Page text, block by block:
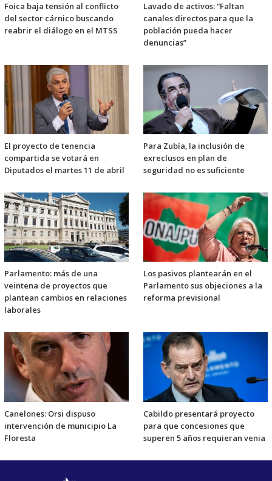
Foica baja tensión al conflicto
del sector cárnico buscando
reabrir el diálogo en el MTSS
Lavado de activos: “Faltan
canales directos para que la
población pueda hacer
denuncias”
El proyecto de tenencia
compartida se votará en
Diputados el martes 11 de abril
Para Zubía, la inclusión de
exreclusos en plan de
seguridad no es suficiente
Parlamento: más de una
veintena de proyectos que
plantean cambios en relaciones
laborales
Los pasivos plantearán en el
Parlamento sus objeciones a la
reforma previsional
Canelones: Orsi dispuso
intervención de municipio La
Floresta
Cabildo presentará proyecto
para que concesiones que
superen 5 años requieran venia